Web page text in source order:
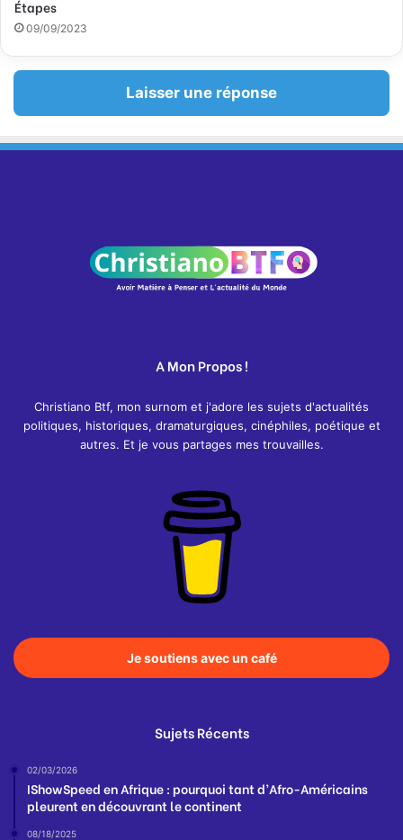
Étapes
09/09/2023
Laisser une réponse
A Mon Propos !
Christiano Btf, mon surnom et j'adore les sujets d'actualités
politiques, historiques, dramaturgiques, cinéphiles, poétique et
autres. Et je vous partages mes trouvailles.
Je soutiens avec un café
Sujets Récents
02/03/2026
IShowSpeed en Afrique : pourquoi tant d’Afro-Américains
pleurent en découvrant le continent
08/18/2025